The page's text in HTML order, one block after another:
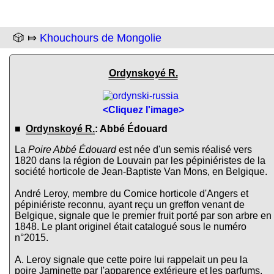
🎲 ⤇ Khouchours de Mongolie
Ordynskoyé R.
<Cliquez l'image>
■ Ordynskoyé R.: Abbé Édouard
La Poire Abbé Édouardest née d'un semis réalisé vers
1820 dans la région de Louvain par les pépiniéristes de la
société horticole de Jean-Baptiste Van Mons, en Belgique.
André Leroy, membre du Comice horticole d'Angers et
pépiniériste reconnu, ayant reçu un greffon venant de
Belgique, signale que le premier fruit porté par son arbre en
1848. Le plant originel était catalogué sous le numéro
n°2015.
A. Leroy signale que cette poire lui rappelait un peu la
poire Jaminette par l'apparence extérieure et les parfums.